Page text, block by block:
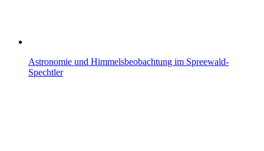
Astronomie und Himmelsbeobachtung im Spreewald-
Spechtler